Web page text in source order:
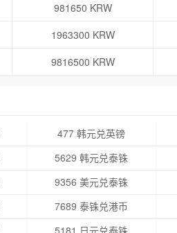
981650 KRW
1963300 KRW
9816500 KRW
477 韩元兑英镑
5629 韩元兑泰铢
9356 美元兑泰铢
7689 泰铢兑港币